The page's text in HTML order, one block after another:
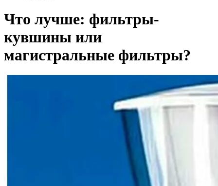
Что лучше: фильтры-
кувшины или
магистральные фильтры?